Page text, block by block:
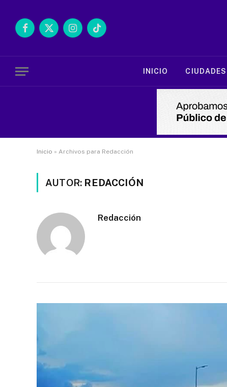
Facebook
X
InstagramTikTok
INICIO CIUDADES
Inicio » Archivos para Redacción
AUTOR: REDACCIÓN
Redacción